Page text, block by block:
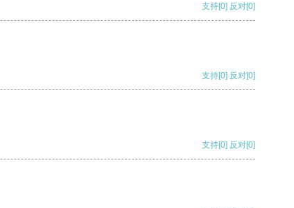
支持[0] 反对[0]
支持[0] 反对[0]
支持[0] 反对[0]